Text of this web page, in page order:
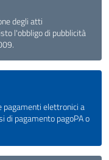
degli atti
l'obbligo di pubblicità
elettronici a
di pagamento pagoPA o